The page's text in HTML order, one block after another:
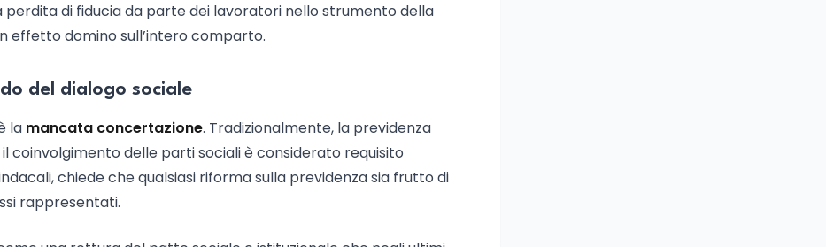
di fiducia da parte dei lavoratori nello strumento della
effetto domino sull’intero comparto.
del dialogo sociale
la mancata concertazione. Tradizionalmente, la previdenza
coinvolgimento delle parti sociali è considerato requisito
chiede che qualsiasi riforma sulla previdenza sia frutto di
rappresentati.